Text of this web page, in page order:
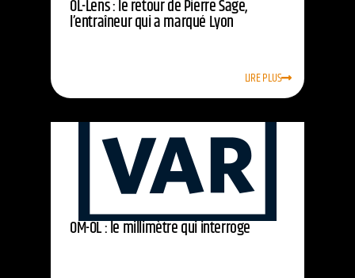
OL-Lens : le retour de Pierre Sage,
l’entraîneur qui a marqué Lyon
LIRE PLUS
OM-OL : le millimètre qui interroge